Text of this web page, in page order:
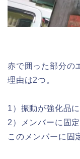
赤で囲った部分の
理由は2つ。
1）振動が強化品
2）メンバーに固
このメンバーに固